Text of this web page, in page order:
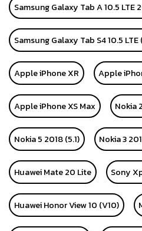
Samsung Galaxy Tab A 10.5 LTE
Samsung Galaxy Tab S4 10.5
Apple iPhone XR Apple
Apple iPhone XS Max Nokia
Nokia 5 2018 (5.1) Nokia 3
Huawei Mate 20 Lite Sony
Huawei Honor View 10 (V10)